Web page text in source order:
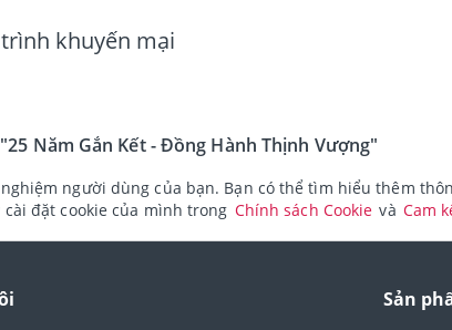
khuyến mại
Năm Gắn Kết - Đồng Hành Thịnh Vượng"
người dùng của bạn. Bạn có thể tìm hiểu thêm
đặt cookie của mình trong Chính sách Cookie và Cam
Sản